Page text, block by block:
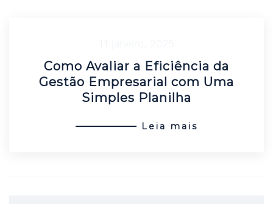
Como Avaliar a Eficiência da
Gestão Empresarial com Uma
Simples Planilha
Leia mais